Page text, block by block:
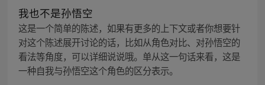
我也不是孙悟空
这是一个简单的陈述，如果有更多的上下文或者你想要针
对这个陈述展开讨论的话，比如从角色对比、对孙悟空的
看法等角度，可以详细说说哦。单从这一句话来看，这是
一种自我与孙悟空这个角色的区分表示。